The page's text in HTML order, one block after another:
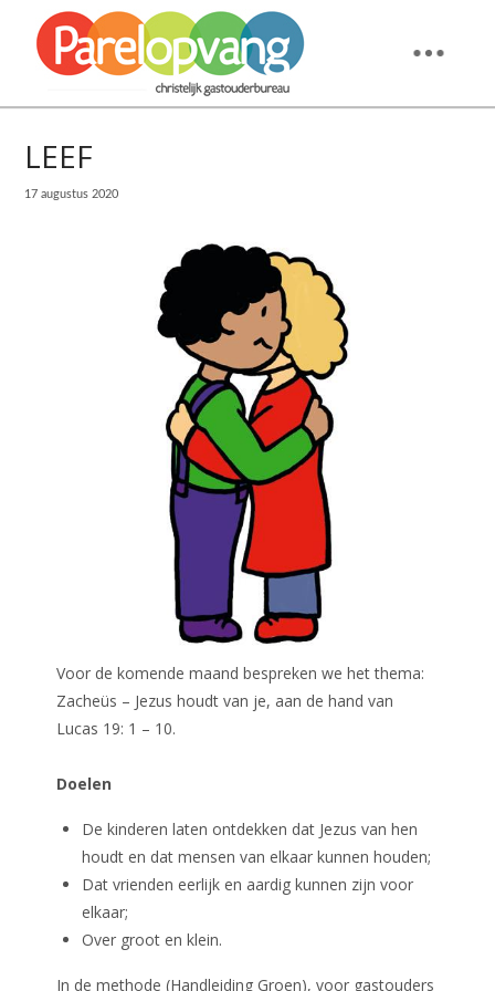
LEEF
17 augustus 2020
Voor de komende maand bespreken we het thema:
Zacheüs – Jezus houdt van je, aan de hand van
Lucas 19: 1 – 10.
Doelen
De kinderen laten ontdekken dat Jezus van hen
houdt en dat mensen van elkaar kunnen houden;
Dat vrienden eerlijk en aardig kunnen zijn voor
elkaar;
Over groot en klein.
In de methode (Handleiding Groen), voor gastouders